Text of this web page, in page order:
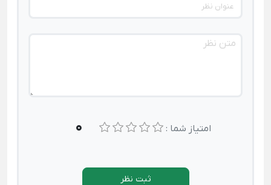
امتیاز شما : 0
ثبت نظر